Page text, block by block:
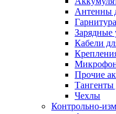
Антенны
Зарядные
Кабели
Прочие
Тангенты
Чехлы
Контрольно-